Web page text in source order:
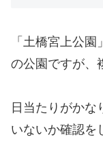
「土橋宮上公
の公園ですが、
日当たりがかな
いないか確認を